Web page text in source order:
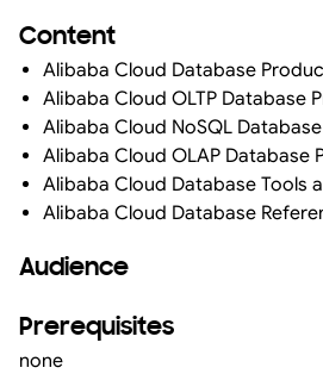
Content
Alibaba Cloud Database
Alibaba Cloud OLTP Database
Alibaba Cloud NoSQL
Alibaba Cloud OLAP Database
Alibaba Cloud Database Tools
Alibaba Cloud Database
Audience
Prerequisites
none